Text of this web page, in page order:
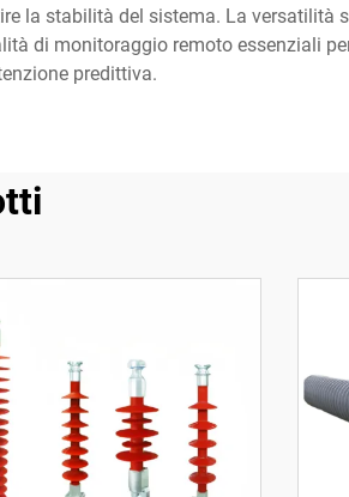
la stabilità del sistema. La versatilità
di monitoraggio remoto essenziali
predittiva.